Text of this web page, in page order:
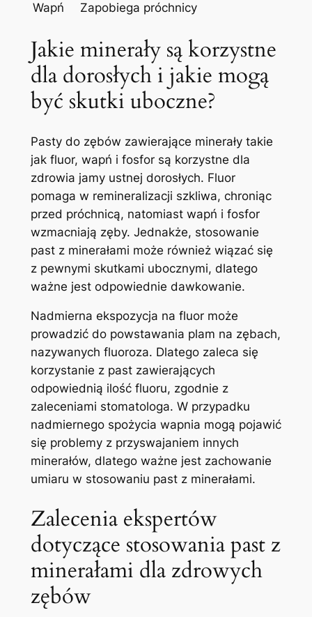
Wapń
Zapobiega ​próchnicy
Jakie minerały są korzystne
dla dorosłych i jakie ⁢mogą
być skutki uboczne?
Pasty do ​zębów zawierające minerały takie
jak​ fluor, wapń i fosfor są korzystne dla
zdrowia ⁣jamy ustnej dorosłych. Fluor
pomaga w remineralizacji szkliwa, chroniąc
przed próchnicą, natomiast wapń i ​fosfor
wzmacniają zęby. Jednakże, stosowanie
past z minerałami może również wiązać się
z⁣ pewnymi skutkami ubocznymi,​ dlatego
ważne ​jest odpowiednie dawkowanie.
Nadmierna ekspozycja⁤ na fluor może
prowadzić ‌do​ powstawania plam na⁤ zębach,‍
nazywanych fluoroza. Dlatego zaleca się
korzystanie z past zawierających
odpowiednią ilość⁢ fluoru, zgodnie z
zaleceniami ​stomatologa. W ⁣przypadku
nadmiernego spożycia ⁢wapnia ​mogą pojawić
się problemy ⁣z⁤ przyswajaniem innych
minerałów, dlatego⁣ ważne jest zachowanie ​
umiaru w⁢ stosowaniu past z ⁣minerałami.
Zalecenia ekspertów
dotyczące stosowania past z
minerałami ⁢dla zdrowych
zębów